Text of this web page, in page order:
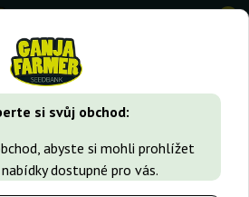
si svůj obchod:
abyste si mohli prohlížet
dostupné pro vás.
0
Marihuany Northern Light Auto